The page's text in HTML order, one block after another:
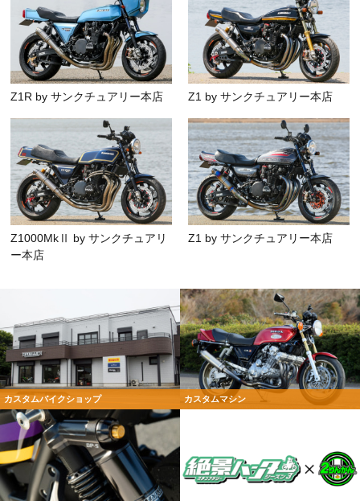
Z1R by サンクチュアリー本店 Z1 by サンクチュアリー本店
Z1000MkⅡ by サンクチュアリ
ー本店
Z1 by サンクチュアリー本店
カスタムバイクショップ カスタムマシン